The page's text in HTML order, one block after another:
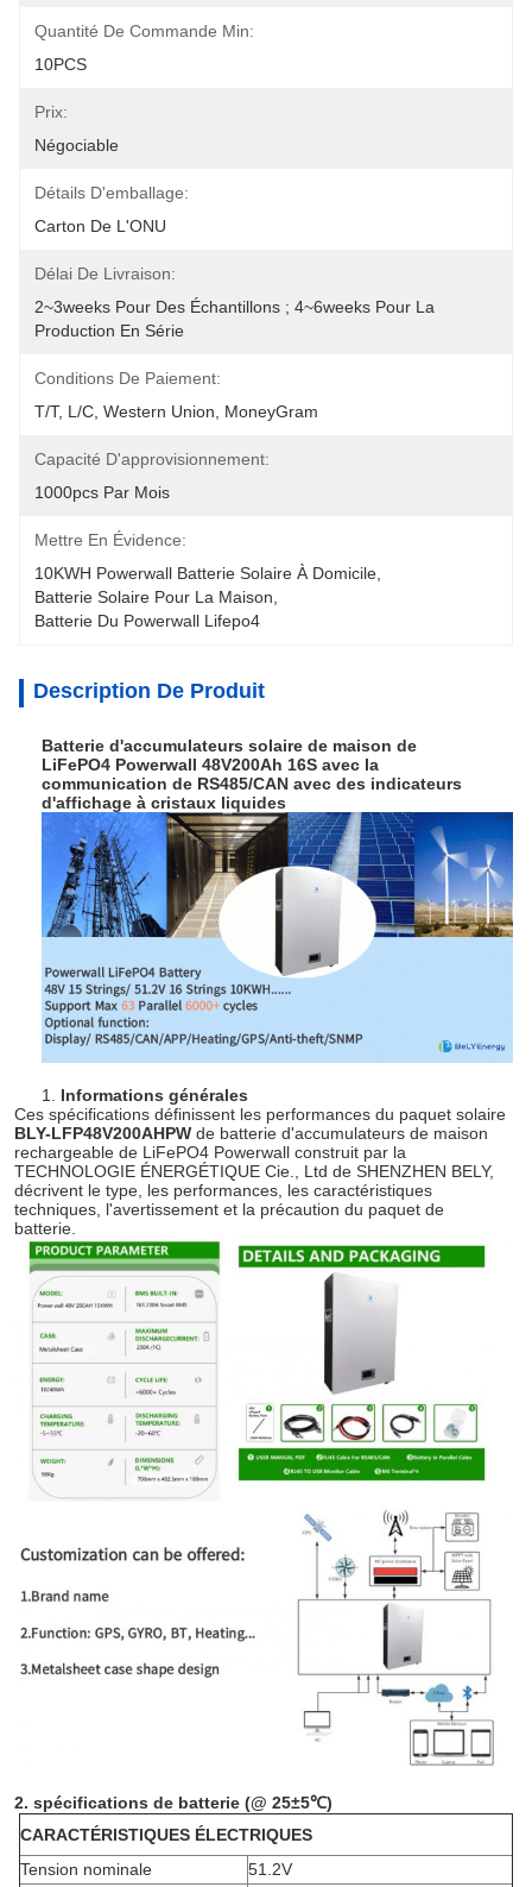
Quantité De Commande Min:
10PCS
Prix:
Négociable
Détails D'emballage:
Carton De L'ONU
Délai De Livraison:
2~3weeks Pour Des Échantillons ; 4~6weeks Pour La
Production En Série
Conditions De Paiement:
T/T, L/C, Western Union, MoneyGram
Capacité D'approvisionnement:
1000pcs Par Mois
Mettre En Évidence:
10KWH Powerwall Batterie Solaire À Domicile
Batterie Solaire Pour La Maison
Batterie Du Powerwall Lifepo4
Description De Produit
Batterie d'accumulateurs solaire de maison de
LiFePO4 Powerwall 48V200Ah 16S avec la
communication de RS485/CAN avec des indicateurs
d'affichage à cristaux liquides
1. Informations générales
Ces spécifications définissent les performances du paquet solaire
BLY-LFP48V200AHPW de batterie d'accumulateurs de maison
rechargeable de LiFePO4 Powerwall construit par la
TECHNOLOGIE ÉNERGÉTIQUE Cie., Ltd de SHENZHEN BELY,
décrivent le type, les performances, les caractéristiques
techniques, l'avertissement et la précaution du paquet de
batterie.
2. spécifications de batterie (@ 25±5℃)
CARACTÉRISTIQUES ÉLECTRIQUES
Tension nominale
51.2V